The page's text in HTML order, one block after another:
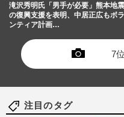
滝沢秀明氏「男手が必要」熊本地震
の復興支援を表明、中居正広もボラ
ンティア計画…
7
注目のタグ